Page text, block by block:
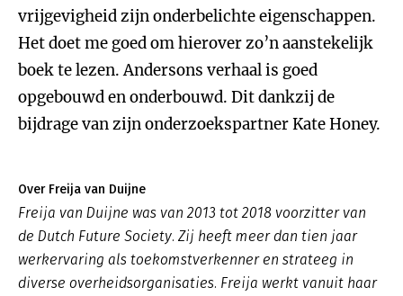
vrijgevigheid zijn onderbelichte eigenschappen.
Het doet me goed om hierover zo’n aanstekelijk
boek te lezen. Andersons verhaal is goed
opgebouwd en onderbouwd. Dit dankzij de
bijdrage van zijn onderzoekspartner Kate Honey.
Over Freija van Duijne
Freija van Duijne was van 2013 tot 2018 voorzitter van
de Dutch Future Society. Zij heeft meer dan tien jaar
werkervaring als toekomstverkenner en strateeg in
diverse overheidsorganisaties. Freija werkt vanuit haar